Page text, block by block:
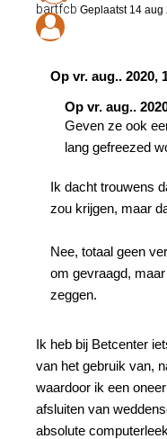
bartfcb Geplaatst 14 aug
Op vr. aug.. 2020,
Op vr. aug..
Geven ze ook
lang gefreezed
Ik dacht trouwens
zou krijgen, maar
Nee, totaal geen
om gevraagd,
zeggen.
Ik heb bij Betcenter
van het gebruik van,
waardoor ik een
afsluiten van
absolute